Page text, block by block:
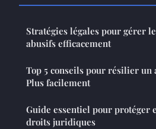
Stratégies légales pour gérer
abusifs efficacement
Top 5 conseils pour résilier un
Plus facilement
Guide essentiel pour protéger
droits juridiques